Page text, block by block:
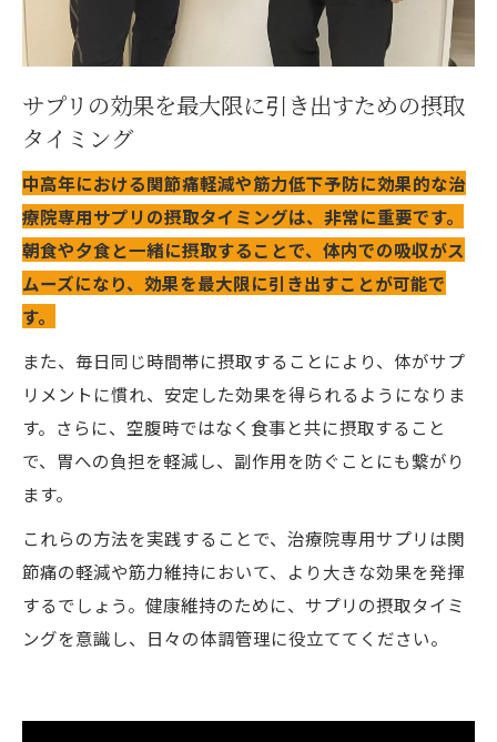
サプリの効果を最大限に引き出すための摂取
タイミング
中高年における関節痛軽減や筋力低下予防に効果的な治
療院専用サプリの摂取タイミングは、非常に重要です。
朝食や夕食と一緒に摂取することで、体内での吸収がス
ムーズになり、効果を最大限に引き出すことが可能で
す。
また、毎日同じ時間帯に摂取することにより、体がサプ
リメントに慣れ、安定した効果を得られるようになりま
す。さらに、空腹時ではなく食事と共に摂取すること
で、胃への負担を軽減し、副作用を防ぐことにも繋がり
ます。
これらの方法を実践することで、治療院専用サプリは関
節痛の軽減や筋力維持において、より大きな効果を発揮
するでしょう。健康維持のために、サプリの摂取タイミ
ングを意識し、日々の体調管理に役立ててください。